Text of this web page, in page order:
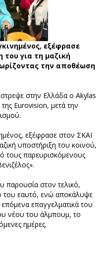
εξέφρασε
του για τη μαζική
την αποθέωση
στην Ελλάδα ο Akylas
Eurovision, μετά την
εξέφρασε στον ΣΚΑΪ
υποστήριξη του κοινού,
τους παρευρισκόμενους
παρουσία στον τελικό,
του εαυτό, ενώ αποκάλυψε
επαγγελματικά του
νέου του άλμπουμ, το
ημέρες.